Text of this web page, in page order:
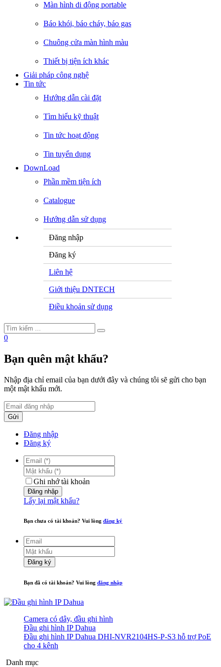
Màn hình di động portable
Báo khói, báo cháy, báo gas
Chuông cửa màn hình màu
Thiết bị tiện ích khác
Giải pháp công nghệ
Tin tức
Hướng dẫn cài đặt
Tìm hiểu kỹ thuật
Tin tức hoạt động
Tin tuyển dụng
DownLoad
Phần mềm tiện ích
Catalogue
Hướng dẫn sử dụng
Đăng nhập
Đăng ký
Liên hệ
Giới thiệu DNTECH
Điều khoản sử dụng
0
Bạn quên mật khẩu?
Nhập địa chỉ email của bạn dưới đây và chúng tôi sẽ gửi cho bạn
một mật khẩu mới.
Gửi
Đăng nhập
Đăng ký
Ghi nhớ tài khoản
Đăng nhập
Lấy lại mật khẩu?
Bạn chưa có tài khoản? Vui lòng đăng ký
Đăng ký
Bạn đã có tài khoản? Vui lòng đăng nhập
Camera có dây, đầu ghi hình
Đầu ghi hình IP Dahua
Đầu ghi hình IP Dahua DHI-NVR2104HS-P-S3 hỗ trợ PoE
cho 4 kênh
Danh mục